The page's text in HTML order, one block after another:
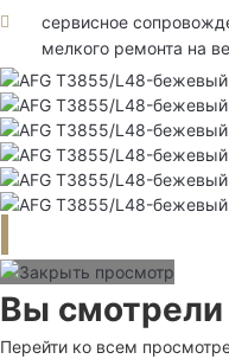
сервисное
мелкого ремонта на
Вы смотрели
Перейти ко всем